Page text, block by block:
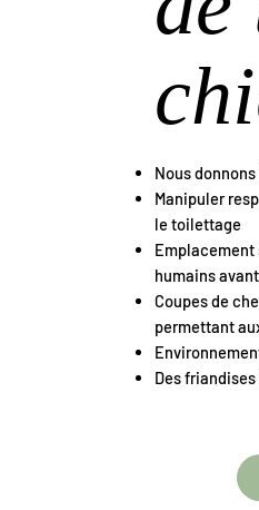
Nous
Manipuler
le toilettage
Emplacement
humains
Coupes de
permettant
Des